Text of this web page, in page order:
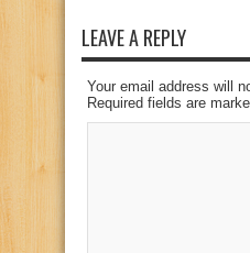
LEAVE A REPLY
Your email address will
Required fields are